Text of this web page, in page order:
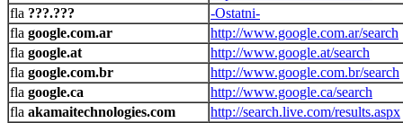
???.???
-Ostatni-
google.com.ar
http://www.google.com.ar/search
google.at
http://www.google.at/search
google.com.br
http://www.google.com.br/search
google.ca
http://www.google.ca/search
akamaitechnologies.com
http://search.live.com/results.aspx